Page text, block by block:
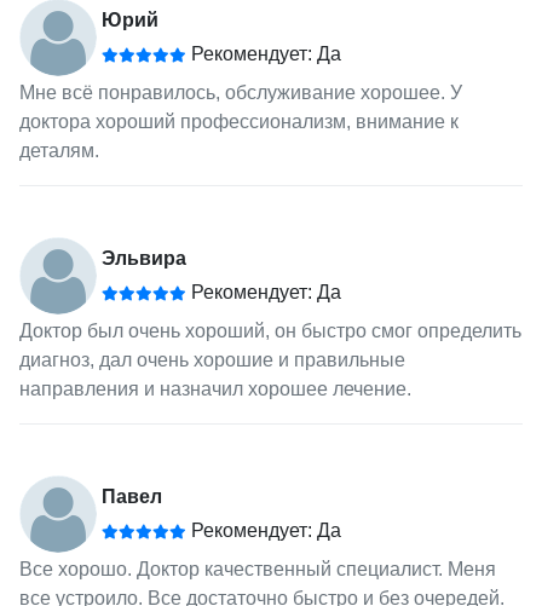
Юрий
Рекомендует: Да
Мне всё понравилось, обслуживание хорошее. У
доктора хороший профессионализм, внимание к
деталям.
Эльвира
Рекомендует: Да
Доктор был очень хороший, он быстро смог определить
диагноз, дал очень хорошие и правильные
направления и назначил хорошее лечение.
Павел
Рекомендует: Да
Все хорошо. Доктор качественный специалист. Меня
все устроило. Все достаточно быстро и без очередей.